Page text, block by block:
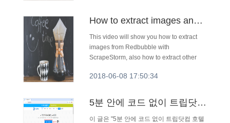
How to extract images and other data from Redbubble with ScrapeStorm
This video will show you how to extract
images from Redbubble with
ScrapeStorm, also how to extract other
Needed. Visual Operation.
2018-06-08 17:50:34
5분 안에 코드 없이 트립닷컴 호텔 정보 스크랩하는 방법은?
이 글은 "5분 안에 코드 없이 트립닷컴 호텔